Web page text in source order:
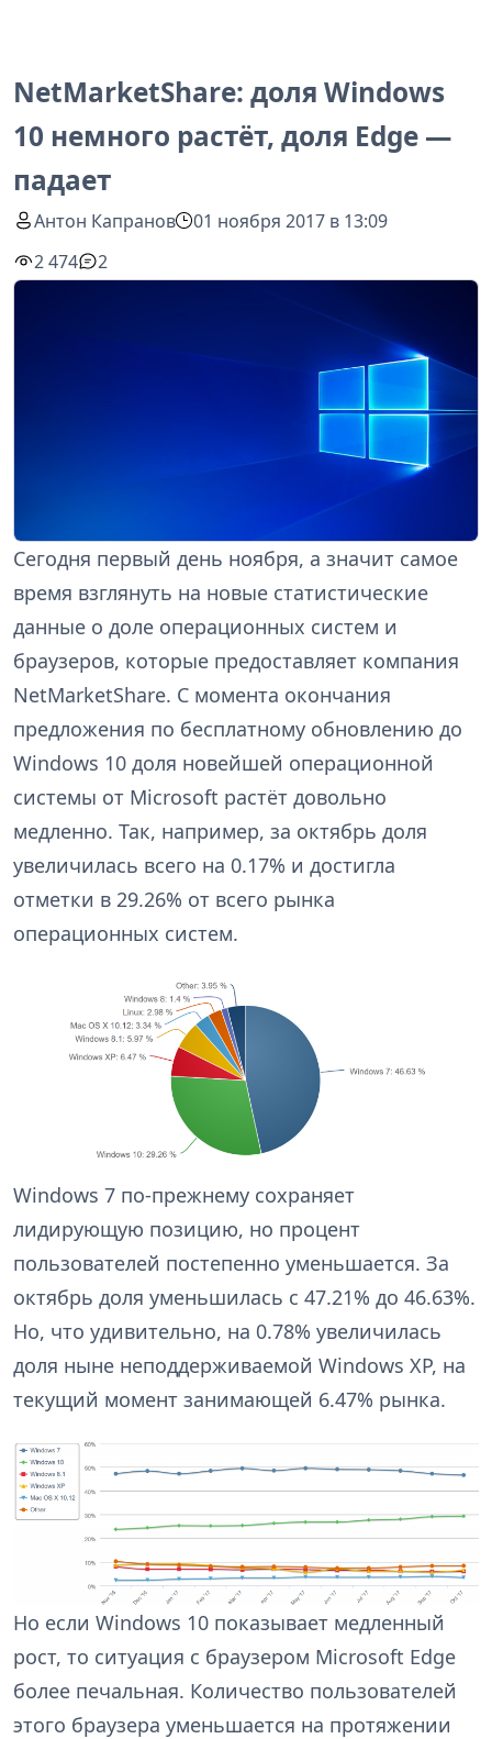
NetMarketShare: доля Windows
10 немного растёт, доля Edge —
падает
Антон Капранов
01 ноября 2017 в 13:09
2 474
2
Сегодня первый день ноября, а значит самое
время взглянуть на новые статистические
данные о доле операционных систем и
браузеров, которые предоставляет компания
NetMarketShare. С момента окончания
предложения по бесплатному обновлению до
Windows 10 доля новейшей операционной
системы от Microsoft растёт довольно
медленно. Так, например, за октябрь доля
увеличилась всего на 0.17% и достигла
отметки в 29.26% от всего рынка
операционных систем.
Windows 7 по-прежнему сохраняет
лидирующую позицию, но процент
пользователей постепенно уменьшается. За
октябрь доля уменьшилась с 47.21% до 46.63%.
Но, что удивительно, на 0.78% увеличилась
доля ныне неподдерживаемой Windows XP, на
текущий момент занимающей 6.47% рынка.
Но если Windows 10 показывает медленный
рост, то ситуация с браузером Microsoft Edge
более печальная. Количество пользователей
этого браузера уменьшается на протяжении